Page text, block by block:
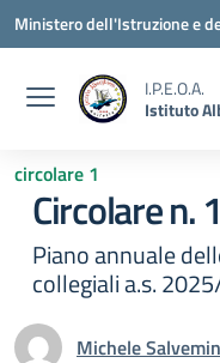
Vai ai contenuti
Vai al menu di navigazione
Vai al footer
Ministero dell'Istruzione e
I.P.E.O.A.
Istituto
circolare 1
Circolare n. 1
Piano annuale
collegiali a.s.
Michele